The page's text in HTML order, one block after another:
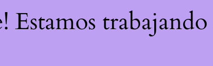
Estamos